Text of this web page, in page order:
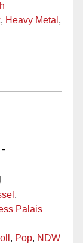
, Heavy Metal ,
,
Palais
, Pop, NDW